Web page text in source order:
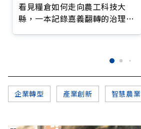
看見糧倉如何走向農工科技大
縣，一本記錄嘉義翻轉的治理實
企業轉型 產業創新 智慧農業